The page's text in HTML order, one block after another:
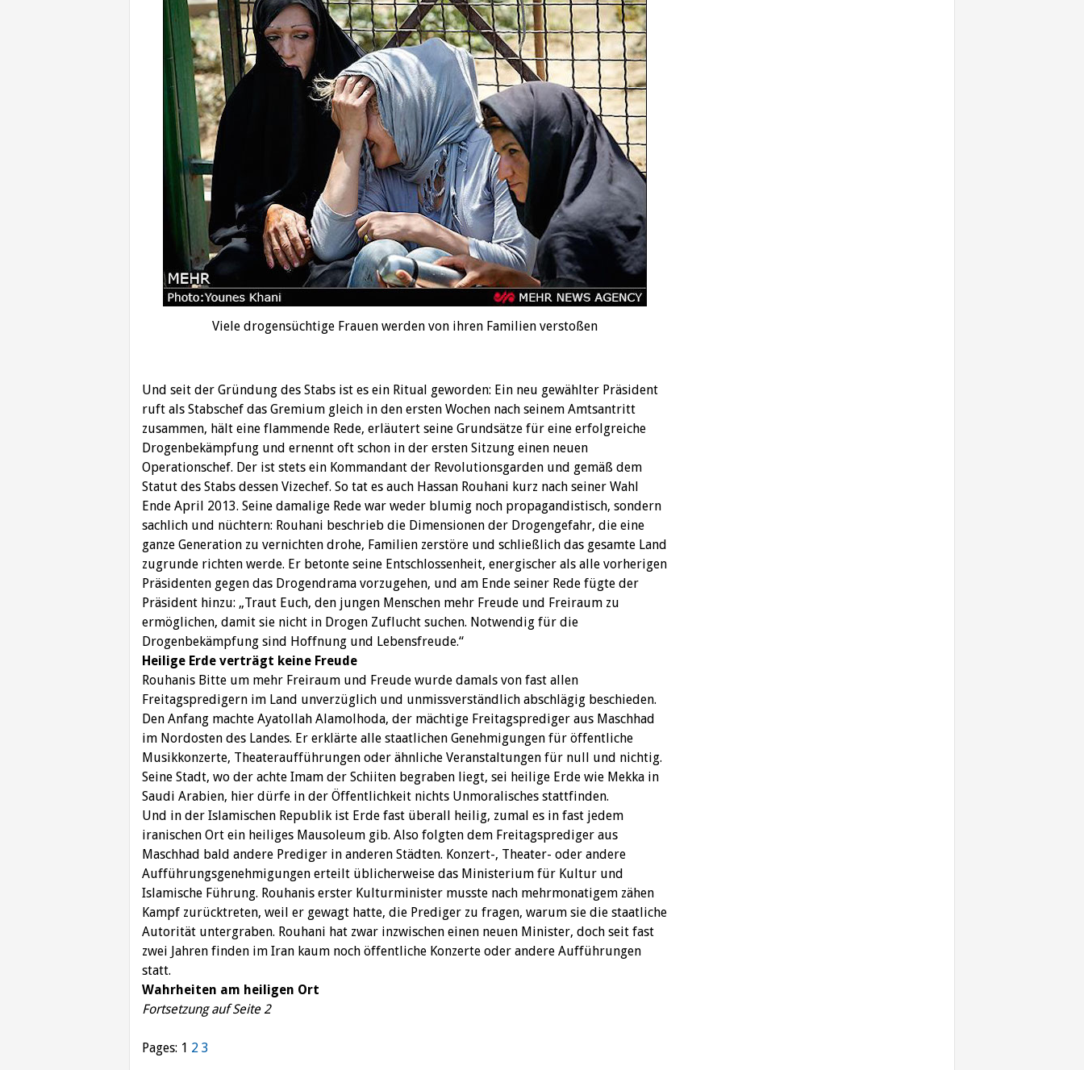
Viele drogensüchtige Frauen werden von ihren Familien verstoßen
Und seit der Gründung des Stabs ist es ein Ritual geworden: Ein neu gewählter Präsident
ruft als Stabschef das Gremium gleich in den ersten Wochen nach seinem Amtsantritt
zusammen, hält eine flammende Rede, erläutert seine Grundsätze für eine erfolgreiche
Drogenbekämpfung und ernennt oft schon in der ersten Sitzung einen neuen
Operationschef. Der ist stets ein Kommandant der Revolutionsgarden und gemäß dem
Statut des Stabs dessen Vizechef. So tat es auch Hassan Rouhani kurz nach seiner Wahl
Ende April 2013. Seine damalige Rede war weder blumig noch propagandistisch, sondern
sachlich und nüchtern: Rouhani beschrieb die Dimensionen der Drogengefahr, die eine
ganze Generation zu vernichten drohe, Familien zerstöre und schließlich das gesamte Land
zugrunde richten werde. Er betonte seine Entschlossenheit, energischer als alle vorherigen
Präsidenten gegen das Drogendrama vorzugehen, und am Ende seiner Rede fügte der
Präsident hinzu: „Traut Euch, den jungen Menschen mehr Freude und Freiraum zu
ermöglichen, damit sie nicht in Drogen Zuflucht suchen. Notwendig für die
Drogenbekämpfung sind Hoffnung und Lebensfreude.“
Heilige Erde verträgt keine Freude
Rouhanis Bitte um mehr Freiraum und Freude wurde damals von fast allen
Freitagspredigern im Land unverzüglich und unmissverständlich abschlägig beschieden.
Den Anfang machte Ayatollah Alamolhoda, der mächtige Freitagsprediger aus Maschhad
im Nordosten des Landes. Er erklärte alle staatlichen Genehmigungen für öffentliche
Musikkonzerte, Theateraufführungen oder ähnliche Veranstaltungen für null und nichtig.
Seine Stadt, wo der achte Imam der Schiiten begraben liegt, sei heilige Erde wie Mekka in
Saudi Arabien, hier dürfe in der Öffentlichkeit nichts Unmoralisches stattfinden.
Und in der Islamischen Republik ist Erde fast überall heilig, zumal es in fast jedem
iranischen Ort ein heiliges Mausoleum gib. Also folgten dem Freitagsprediger aus
Maschhad bald andere Prediger in anderen Städten. Konzert-, Theater- oder andere
Aufführungsgenehmigungen erteilt üblicherweise das Ministerium für Kultur und
Islamische Führung. Rouhanis erster Kulturminister musste nach mehrmonatigem zähen
Kampf zurücktreten, weil er gewagt hatte, die Prediger zu fragen, warum sie die staatliche
Autorität untergraben. Rouhani hat zwar inzwischen einen neuen Minister, doch seit fast
zwei Jahren finden im Iran kaum noch öffentliche Konzerte oder andere Aufführungen
statt.
Wahrheiten am heiligen Ort
Fortsetzung auf Seite 2
Pages: 1 2 3